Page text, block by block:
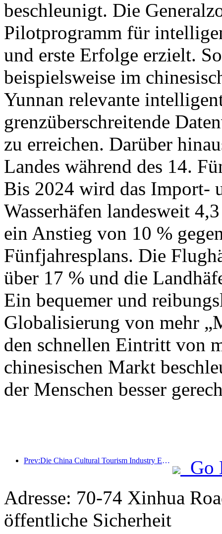
beschleunigt. Die
Pilotprogramm für
und erste Erfolge erzielt.
beispielsweise im
Yunnan relevante
grenzüberschreitende
zu erreichen. Darüber
Landes während des 14.
Bis 2024 wird das Import-
Wasserhäfen landesweit
ein Anstieg von 10 %
Fünfjahresplans. Die
über 17 % und die
Ein bequemer und
Globalisierung von mehr
den schnellen Eintritt von
chinesischen Markt
der Menschen besser
Prev:Die China Cultural Tourism Industry Expo 2025 findet vom 12. bis 14. September in Wuhan statt.
Go
Adresse: 70-74 Xinhua
öffentliche Sicherheit